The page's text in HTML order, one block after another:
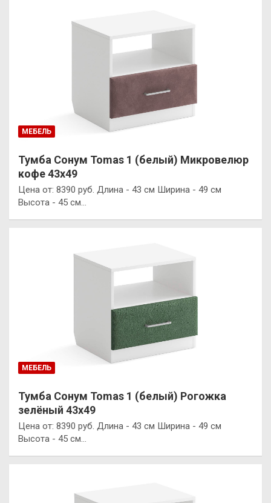
МЕБЕЛЬ
Тумба Сонум Tomas 1 (белый) Микровелюр
кофе 43х49
Цена от: 8390 руб. Длина - 43 см Ширина - 49 см
Высота - 45 см…
МЕБЕЛЬ
Тумба Сонум Tomas 1 (белый) Рогожка
зелёный 43х49
Цена от: 8390 руб. Длина - 43 см Ширина - 49 см
Высота - 45 см…